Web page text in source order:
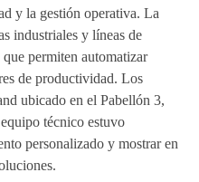
y la gestión operativa. La
industriales y líneas de
permiten automatizar
de productividad. Los
ubicado en el Pabellón 3,
técnico estuvo
personalizado y mostrar en